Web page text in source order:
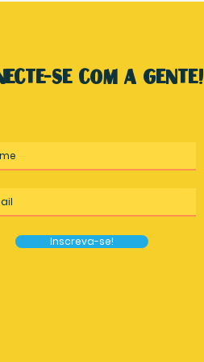
se com a gente!
Inscreva-se!